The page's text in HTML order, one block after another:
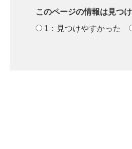
このページの情報は見つ
1：見つけやすかった